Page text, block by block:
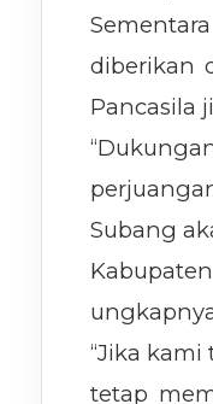
diberikan
Pancasila
Subang
“Jika
tetap